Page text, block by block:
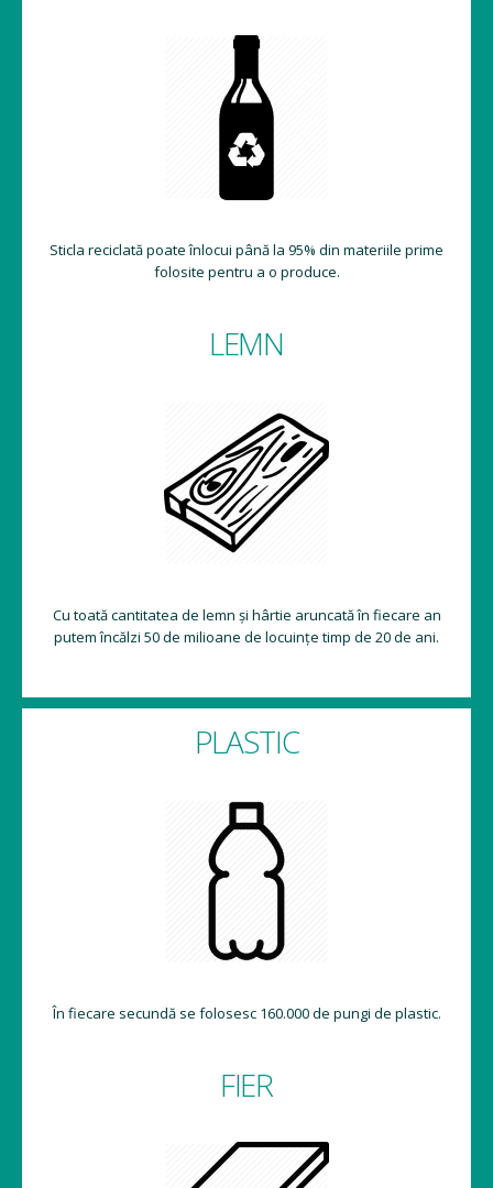
Sticla reciclată poate înlocui până la 95% din materiile prime
folosite pentru a o produce.
LEMN
Cu toată cantitatea de lemn și hârtie aruncată în fiecare an
putem încălzi 50 de milioane de locuințe timp de 20 de ani.
PLASTIC
În fiecare secundă se folosesc 160.000 de pungi de plastic.
FIER